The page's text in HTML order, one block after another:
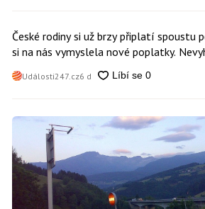
České rodiny si už brzy připlatí spoustu
si na nás vymyslela nové poplatky.
nikdo
Události247.cz6 d